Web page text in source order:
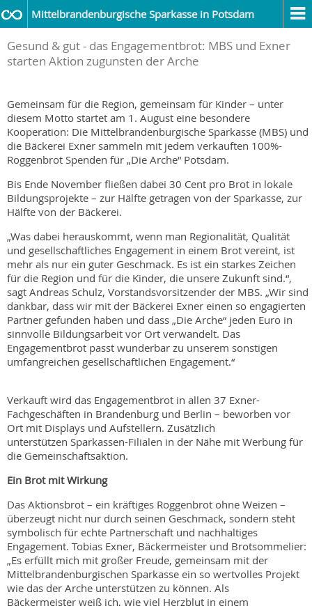
Mittelbrandenburgische Sparkasse in Potsdam
Gesund & gut - das Engagementbrot: MBS und Exner
starten Aktion zugunsten der Arche
Gemeinsam für die Region, gemeinsam für Kinder – unter
diesem Motto startet am 1. August eine besondere
Kooperation: Die Mittelbrandenburgische Sparkasse (MBS) und
die Bäckerei Exner sammeln mit jedem verkauften 100%-
Roggenbrot Spenden für „Die Arche“ Potsdam.
Bis Ende November fließen dabei 30 Cent pro Brot in lokale
Bildungsprojekte – zur Hälfte getragen von der Sparkasse, zur
Hälfte von der Bäckerei.
„Was dabei herauskommt, wenn man Regionalität, Qualität
und gesellschaftliches Engagement in einem Brot vereint, ist
mehr als nur ein guter Geschmack. Es ist ein starkes Zeichen
für die Region und für die Kinder, die unsere Zukunft sind.“,
sagt Andreas Schulz, Vorstandsvorsitzender der MBS. „Wir sind
dankbar, dass wir mit der Bäckerei Exner einen so engagierten
Partner gefunden haben und dass „Die Arche“ jeden Euro in
sinnvolle Bildungsarbeit vor Ort verwandelt. Das
Engagementbrot passt wunderbar zu unserem sonstigen
umfangreichen gesellschaftlichen Engagement.“
Verkauft wird das Engagementbrot in allen 37 Exner-
Fachgeschäften in Brandenburg und Berlin – beworben vor
Ort mit Displays und Aufstellern. Zusätzlich
unterstützen Sparkassen-Filialen in der Nähe mit Werbung für
die Gemeinschaftsaktion.
Ein Brot mit Wirkung
Das Aktionsbrot – ein kräftiges Roggenbrot ohne Weizen –
überzeugt nicht nur durch seinen Geschmack, sondern steht
symbolisch für echte Partnerschaft und nachhaltiges
Engagement. Tobias Exner, Bäckermeister und Brotsommelier:
„Es erfüllt mich mit großer Freude, gemeinsam mit der
Mittelbrandenburgischen Sparkasse ein so wertvolles Projekt
wie das der Arche unterstützen zu können. Als
Bäckermeister weiß ich, wie viel Herzblut in einem